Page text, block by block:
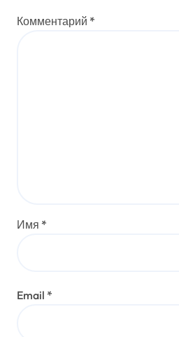
Комментарий *
Имя *
Email *